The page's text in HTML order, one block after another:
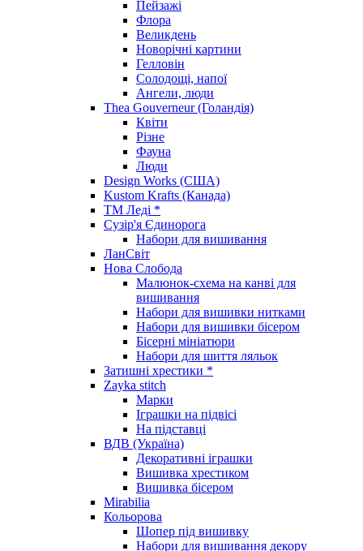
Пейзажі
Флора
Великдень
Новорічні картини
Гелловін
Солодощі, напої
Ангели, люди
Thea Gouverneur (Голандія)
Квіти
Різне
Фауна
Люди
Design Works (США)
Kustom Krafts (Канада)
ТМ Леді *
Сузір'я Єдинорога
Набори для вишивання
ЛанСвіт
Нова Слобода
Малюнок-схема на канві для
вишивання
Набори для вишивки нитками
Набори для вишивки бісером
Бісерні мініатюри
Набори для шиття ляльок
Затишні хрестики *
Zayka stitch
Марки
Іграшки на підвісі
На підставці
ВДВ (Україна)
Декоративні іграшки
Вишивка хрестиком
Вишивка бісером
Mirabilia
Кольорова
Шопер під вишивку
Набори для вишивання декору